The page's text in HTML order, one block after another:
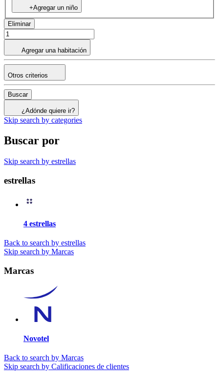
+Agregar un niño
Eliminar
Agregar una habitación
Otros criterios
Buscar
¿Adónde quiere ir?
Skip search by categories
Buscar por
Skip search by estrellas
estrellas
4 estrellas
Back to search by estrellas
Skip search by Marcas
Marcas
Novotel
Back to search by Marcas
Skip search by Calificaciones de clientes